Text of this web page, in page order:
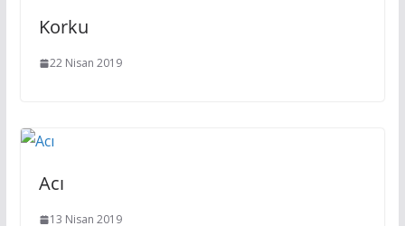
Korku
22 Nisan 2019
Acı
13 Nisan 2019